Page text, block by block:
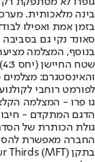
בזמן אמת ואפילו
סאונד נקי גם
והאינסטגרם:
לפורמט רוחבי
גו פרו - המצלמה
הדגם המתקדם -
החברה מאפשרת